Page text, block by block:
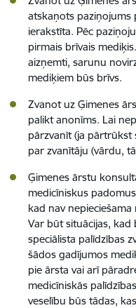
atskaņots
ierakstīta. Pēc
pirmais brīvais
aizņemti, sarunu
mediķiem būs brīvs.
Zvanot uz Ģimenes
palikt anonīms. Lai
pārzvanīt (ja pārtrūkst
par zvanītāju (vārdu,
Ģimenes ārstu
medicīniskus
kad nav
Var būt situācijas, kad
speciālista palīdzības
šādos gadījumos
pie ārsta vai arī
medicīniskās
veselību būs tādas,